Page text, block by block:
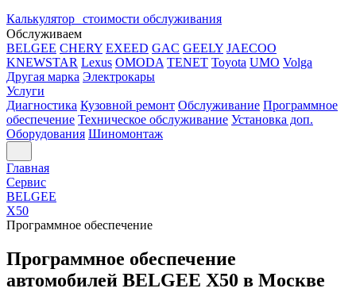
Калькулятор стоимости обслуживания
Обслуживаем
BELGEE CHERY EXEED GAC GEELY JAECOO
KNEWSTAR Lexus OMODA TENET Toyota UMO Volga
Другая марка Электрокары
Услуги
Диагностика Кузовной ремонт Обслуживание Программное
обеспечение Техническое обслуживание Установка доп.
Оборудования Шиномонтаж
Главная
Сервис
BELGEE
X50
Программное обеспечение
Программное обеспечение
автомобилей BELGEE X50 в Москве